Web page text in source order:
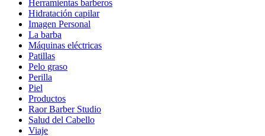
Herramientas barberos
Hidratación capilar
Imagen Personal
La barba
Máquinas eléctricas
Patillas
Pelo graso
Perilla
Piel
Productos
Raor Barber Studio
Salud del Cabello
Viaje